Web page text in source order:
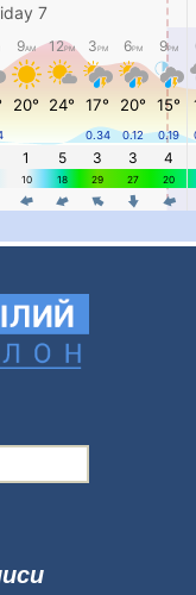
#PipIvanToday...
#PipIvanToday